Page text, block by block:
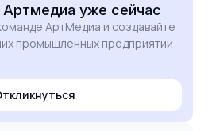
Артмедиа уже сейчас
АртМедиа и создавайте
промышленных предприятий